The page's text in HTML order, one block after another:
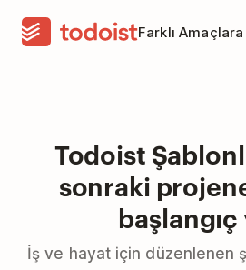
Farklı
Todoist
sonraki
başlangıç
İş ve hayat için düzenlenen